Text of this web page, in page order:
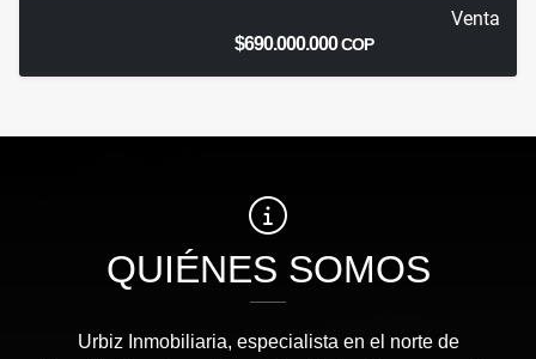
Venta
$690.000.000COP
QUIÉNES SOMOS
Urbiz Inmobiliaria, especialista en el norte de